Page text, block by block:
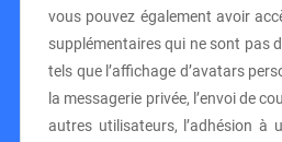
vous pouvez également avoir
supplémentaires qui ne sont pas
tels que l’affichage d’avatars
la messagerie privée, l’envoi de
autres utilisateurs, l’adhésion à